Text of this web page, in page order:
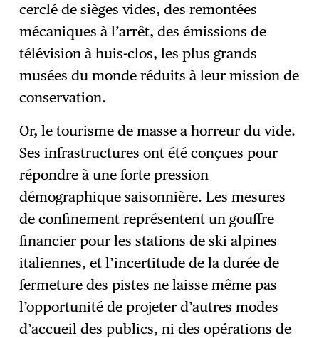
cerclé de sièges vides, des remontées
mécaniques à l’arrêt, des émissions de
télévision à huis-clos, les plus grands
musées du monde réduits à leur mission de
conservation.
Or, le tourisme de masse a horreur du vide.
Ses infrastructures ont été conçues pour
répondre à une forte pression
démographique saisonnière. Les mesures
de confinement représentent un gouffre
financier pour les stations de ski alpines
italiennes, et l’incertitude de la durée de
fermeture des pistes ne laisse même pas
l’opportunité de projeter d’autres modes
d’accueil des publics, ni des opérations de